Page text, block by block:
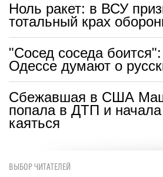
Ноль ракет: в ВСУ
тотальный крах
"Сосед соседа
Одессе думают о
Сбежавшая в США
попала в ДТП и
каяться
ВЫБОР ЧИТАТЕЛЕЙ